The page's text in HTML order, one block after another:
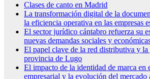
Clases de canto en Madrid
La transformación digital de la
la eficiencia operativa en las empresas
El sector jurídico cántabro refuerza su
nuevas demandas sociales y
El papel clave de la red distributiva y la
provincia de Lugo
El impacto de la identidad de marca en
empresarial y la evolución del mercado